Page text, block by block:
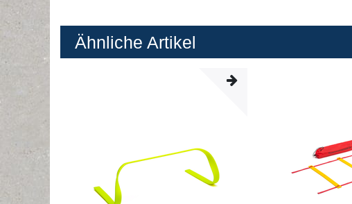
Ähnliche Artikel